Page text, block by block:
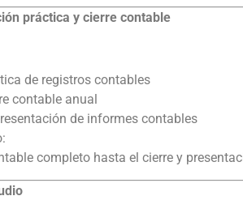
práctica y cierre contable
de registros contables
contable anual
de informes contables
completo hasta el cierre y